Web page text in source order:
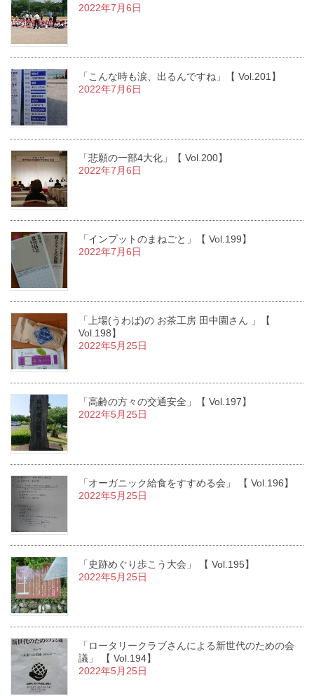
2022年7月6日
「こんな時も涙、出るんですね」【 Vol.201】
2022年7月6日
「悲願の一部4大化」【 Vol.200】
2022年7月6日
「インプットのまねごと」【 Vol.199】
2022年7月6日
「上場(うわば)の お茶工房 田中園さん 」【
Vol.198】
2022年5月25日
「高齢の方々の交通安全」【 Vol.197】
2022年5月25日
「オーガニック給食をすすめる会」 【 Vol.196】
2022年5月25日
「史跡めぐり歩こう大会」 【 Vol.195】
2022年5月25日
「ロータリークラブさんによる新世代のための会
議」 【 Vol.194】
2022年5月25日